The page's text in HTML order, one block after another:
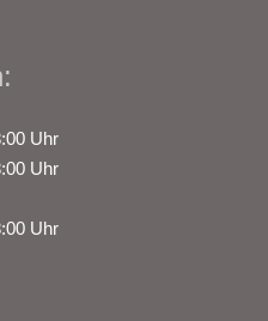
Uhr
Uhr
Uhr